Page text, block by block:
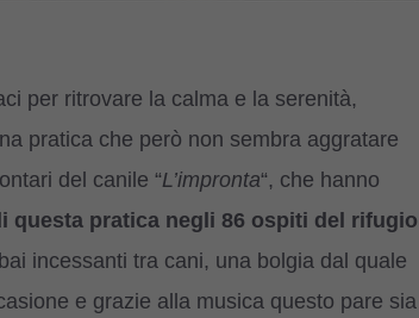
per ritrovare la calma e la serenità,
pratica che però non sembra aggratare
del canile “L’impronta“, che hanno
questa pratica negli 86 ospiti del rifugio
incessanti tra cani, una bolgia dal quale
e grazie alla musica questo pare sia